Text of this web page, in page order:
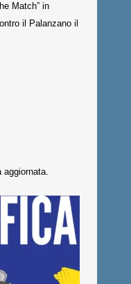
Match” in
il Palanzano il